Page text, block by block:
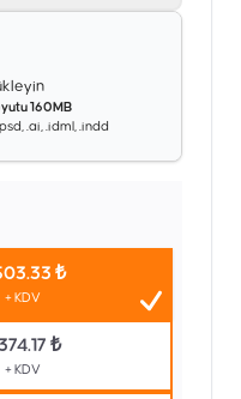
160MB
.ai, .idml, .indd
₺
+ KDV
₺
+ KDV